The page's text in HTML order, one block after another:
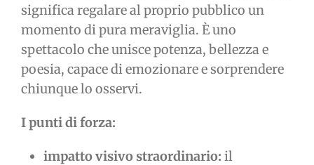
significa regalare al proprio pubblico un
momento di pura meraviglia. È uno
spettacolo che unisce potenza, bellezza e
poesia, capace di emozionare e sorprendere
chiunque lo osservi.
I punti di forza:
impatto visivo straordinario: il